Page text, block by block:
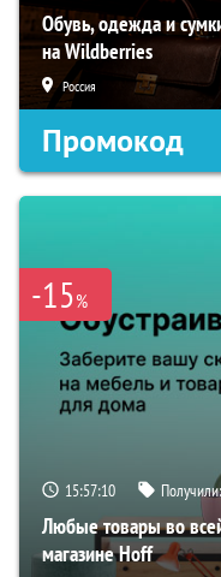
Обувь, одежда и
на Wildberries
Россия
Промокод
-15%
15:57:09
Любые товары во
магазине Hoff